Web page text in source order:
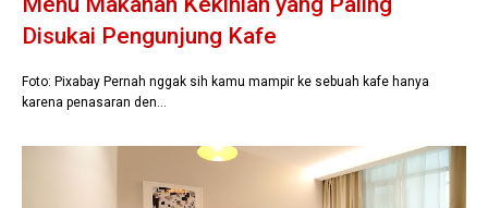
Disukai Pengunjung Kafe
Foto: Pixabay Pernah nggak sih kamu mampir ke sebuah kafe hanya
karena penasaran den…